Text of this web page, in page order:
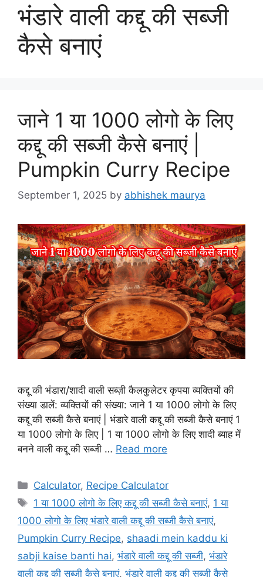
भंडारे वाली कद्दू की सब्जी
कैसे बनाएं
जाने 1 या 1000 लोगो के लिए
कद्दू की सब्जी कैसे बनाएं |
Pumpkin Curry Recipe
September 1, 2025 by abhishek maurya
कद्दू की भंडारा/शादी वाली सब्ज़ी कैलकुलेटर कृपया व्यक्तियों की
संख्या डालें: व्यक्तियों की संख्या: जाने 1 या 1000 लोगो के लिए
कद्दू की सब्जी कैसे बनाएं | भंडारे वाली कद्दू की सब्जी कैसे बनाएं 1
या 1000 लोगो के लिए | 1 या 1000 लोगो के लिए शादी ब्याह में
बनने वाली कद्दू की सब्जी … Read more
Categories
Calculator, Recipe Calculator
Tags
1 या 1000 लोगो के लिए कद्दू की सब्जी कैसे बनाएं, 1 या
1000 लोगो के लिए भंडारे वाली कद्दू की सब्जी कैसे बनाएं,
Pumpkin Curry Recipe, shaadi mein kaddu ki
sabji kaise banti hai, भंडारे वाली कद्दू की सब्जी, भंडारे
वाली कद्दू की सब्जी कैसे बनाएं, भंडारे वाली कद्दू की सब्जी कैसे